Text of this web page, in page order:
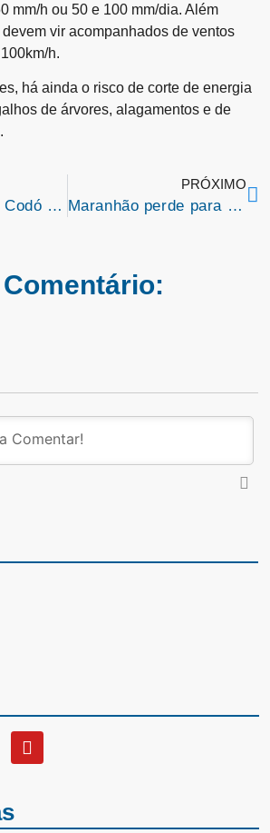
mm/h ou 50 e 100 mm/dia. Além
vir acompanhados de ventos
h.
há ainda o risco de corte de energia
de árvores, alagamentos e de
Ex-vereador de Codó morre após ser atingido por carro dirigido por outro ex-parlamentar
PRÓXIMO
Maranhão perde para o Bahia e sai do G-4 da Copa do Nordeste